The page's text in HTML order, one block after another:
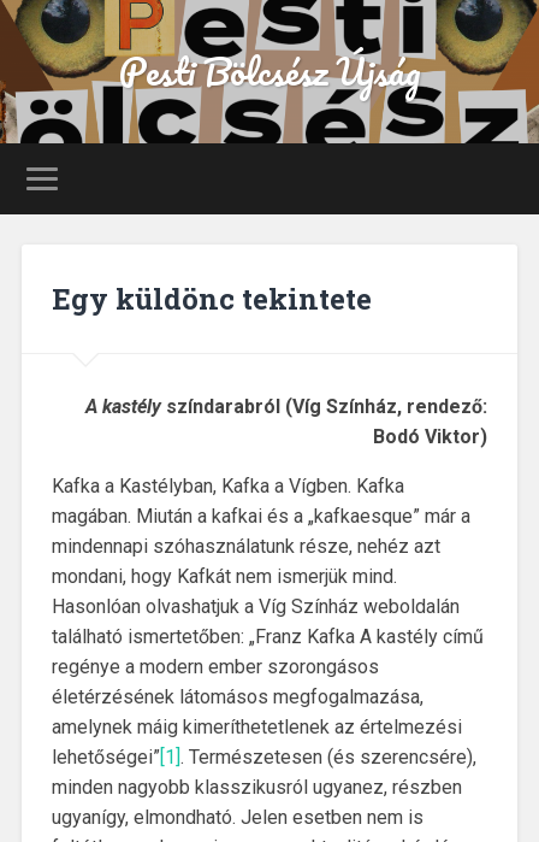
Pesti Bölcsész Újság
Egy küldönc tekintete
A kastélyszíndarabról (Víg Színház, rendező:
Bodó Viktor)
Kafka a Kastélyban, Kafka a Vígben. Kafka
magában. Miután a kafkai és a „kafkaesque” már a
mindennapi szóhasználatunk része, nehéz azt
mondani, hogy Kafkát nem ismerjük mind.
Hasonlóan olvashatjuk a Víg Színház weboldalán
található ismertetőben: „Franz Kafka A kastély című
regénye a modern ember szorongásos
életérzésének látomásos megfogalmazása,
amelynek máig kimeríthetetlenek az értelmezési
lehetőségei”[1]. Természetesen (és szerencsére),
minden nagyobb klasszikusról ugyanez, részben
ugyanígy, elmondható. Jelen esetben nem is